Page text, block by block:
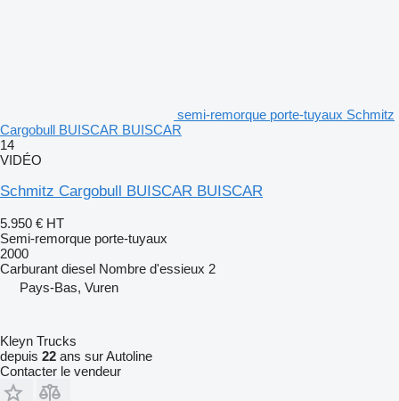
semi-remorque porte-tuyaux Schmitz
Cargobull BUISCAR BUISCAR
14
VIDÉO
Schmitz Cargobull BUISCAR BUISCAR
5.950 € HT
Semi-remorque porte-tuyaux
2000
Carburant diesel Nombre d'essieux 2
Pays-Bas, Vuren
Kleyn Trucks
depuis 22 ans sur Autoline
Contacter le vendeur